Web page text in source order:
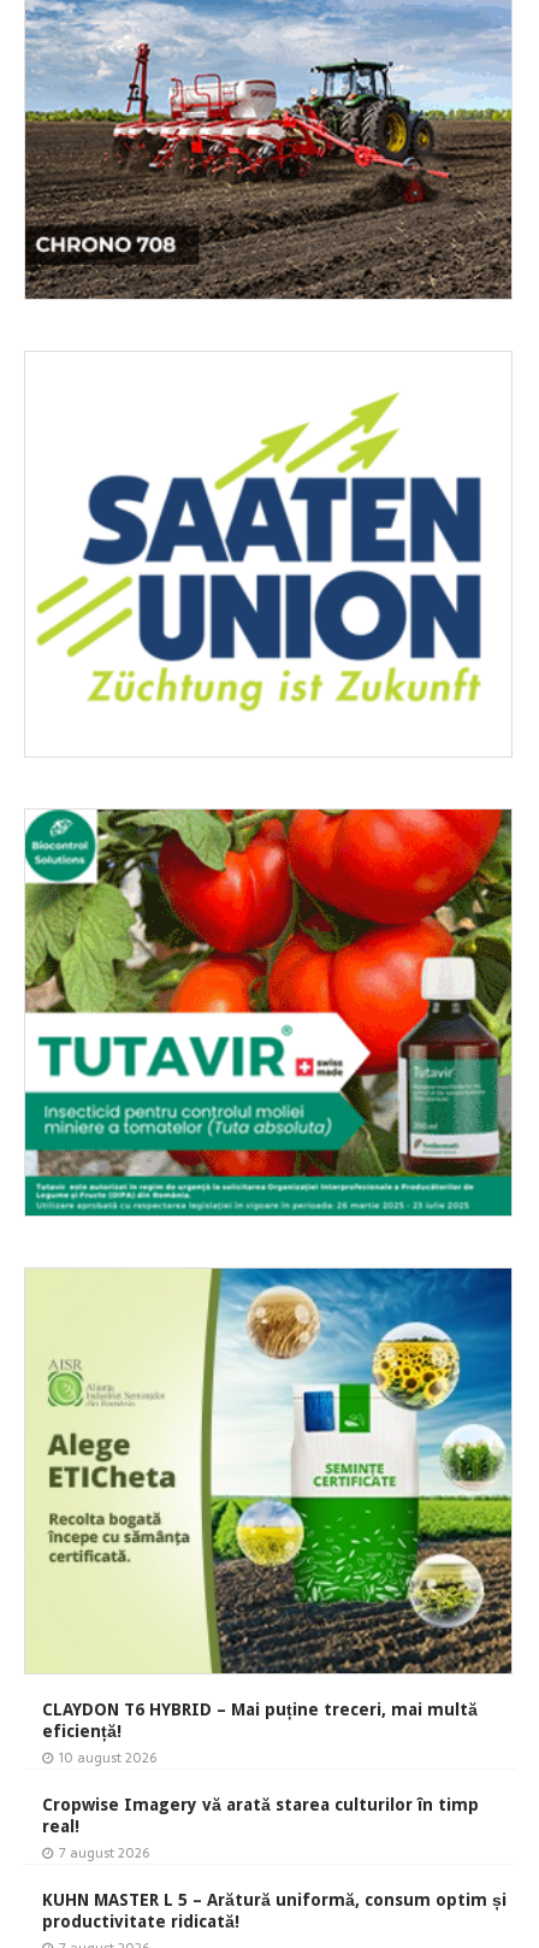
CLAYDON T6 HYBRID – Mai puține treceri, mai multă
eficiență!
10 august 2026
Cropwise Imagery vă arată starea culturilor în timp
real!
7 august 2026
KUHN MASTER L 5 – Arătură uniformă, consum optim și
productivitate ridicată!